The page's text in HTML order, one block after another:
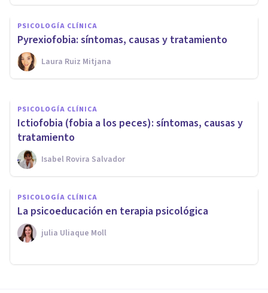
PSICOLOGÍA CLÍNICA
Pyrexiofobia: síntomas, causas y tratamiento
Laura Ruiz Mitjana
Dermatofagia: síntomas,
causas y tratamiento
Laura Ruiz Mitjana
PSICOLOGÍA CLÍNICA
Ictiofobia (fobia a los peces): síntomas, causas y
tratamiento
Isabel Rovira Salvador
PSICOLOGÍA CLÍNICA
La psicoeducación en terapia psicológica
​julia Uliaque Moll